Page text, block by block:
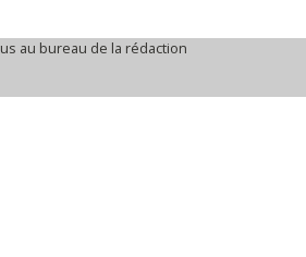
au bureau de la rédaction